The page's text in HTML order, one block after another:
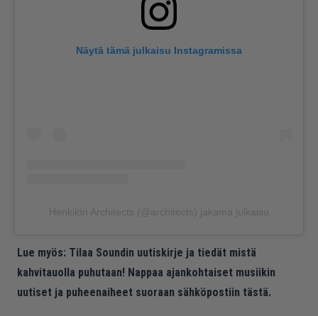
Näytä tämä julkaisu Instagramissa
Henkilön Architects (@architects) jakama julkaisu
Lue myös: Tilaa Soundin uutiskirje ja tiedät mistä
kahvitauolla puhutaan! Nappaa ajankohtaiset musiikin
uutiset ja puheenaiheet suoraan sähköpostiin tästä.